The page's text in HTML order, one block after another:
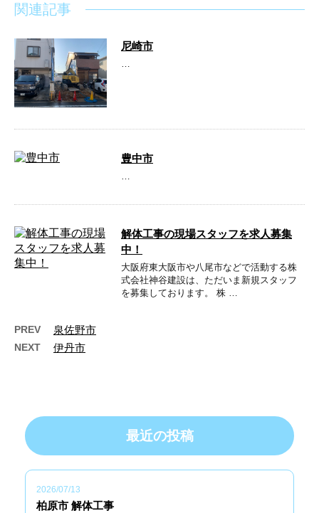
関連記事
尼崎市
…
豊中市
…
解体工事の現場スタッフを求人募集
中！
大阪府東大阪市や八尾市などで活動する株
式会社神谷建設は、ただいま新規スタッフ
を募集しております。 株 …
PREV 泉佐野市
NEXT 伊丹市
最近の投稿
2026/07/13
柏原市 解体工事